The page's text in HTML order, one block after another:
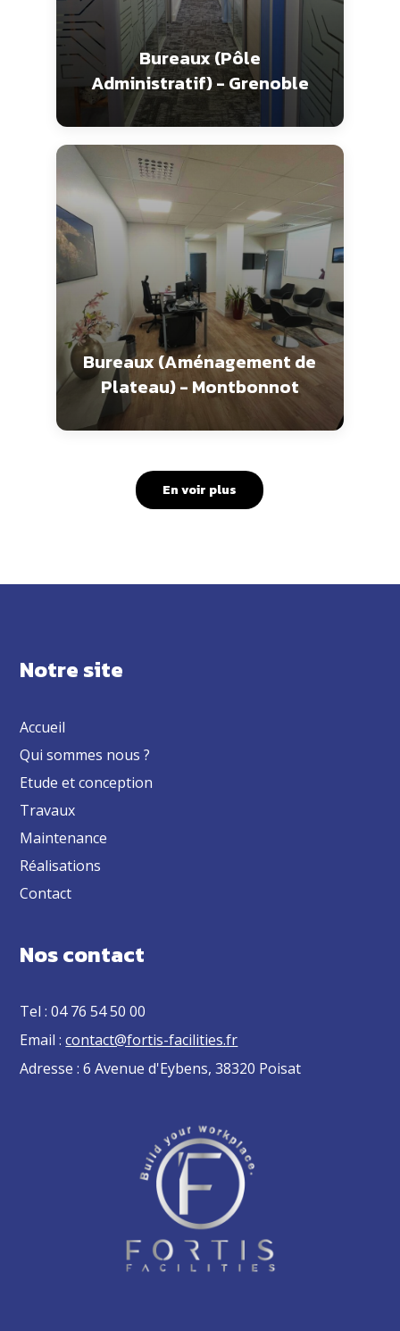
Bureaux (Pôle
Administratif) - Grenoble
Bureaux (Aménagement de
Plateau) - Montbonnot
En voir plus
Notre site
Accueil
Qui sommes nous ?
Etude et conception
Travaux
Maintenance
Réalisations
Contact
Nos contact
Tel : 04 76 54 50 00
Email :contact@fortis-facilities.fr
Adresse : 6 Avenue d'Eybens, 38320 Poisat